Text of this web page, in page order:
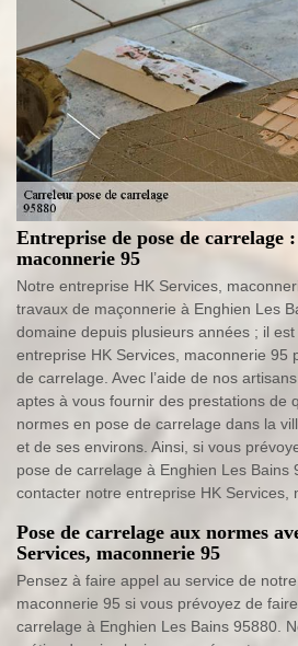
Entreprise de pose de carrelage
maconnerie 95
Notre entreprise HK Services,
travaux de maçonnerie à Enghien Les
domaine depuis plusieurs années ; il
entreprise HK Services, maconnerie 95
de carrelage. Avec l’aide de nos
aptes à vous fournir des prestations de
normes en pose de carrelage dans la
et de ses environs. Ainsi, si vous
pose de carrelage à Enghien Les Bains
contacter notre entreprise HK Services,
Pose de carrelage aux normes
Services, maconnerie 95
Pensez à faire appel au service de
maconnerie 95 si vous prévoyez de
carrelage à Enghien Les Bains 95880.